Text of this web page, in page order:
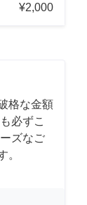
¥2,000
格な金額
必ずこ
ズなご
。